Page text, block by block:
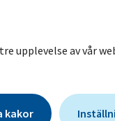
upplevelse av vår
kakor